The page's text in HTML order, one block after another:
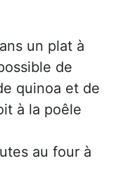
un plat à
de
quinoa et de
à la poêle
au four à